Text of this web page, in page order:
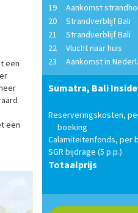
een
een
19
Aankomst
20
Strandverblijf Bali
21
Strandverblijf Bali
22
Vlucht naar huis
23
Aankomst in
Sumatra, Bali
Reserveringskosten,
boeking
Calamiteitenfonds, per
SGR bijdrage (5 p.p.)
Totaalprijs